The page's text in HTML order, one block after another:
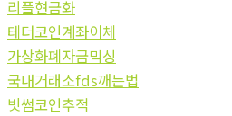
리플현금화
테더코인계좌이체
가상화폐자금믹싱
국내거래소fds깨는법
빗썸코인추적